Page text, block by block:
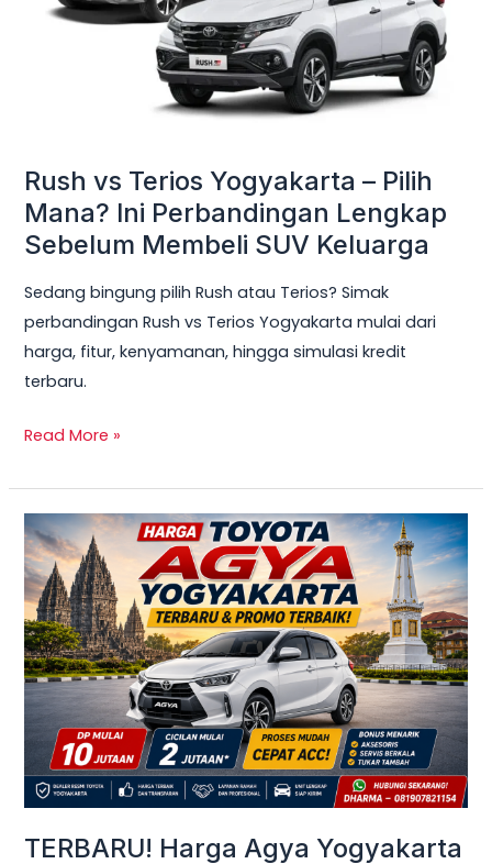
Rush vs Terios Yogyakarta – Pilih
Mana? Ini Perbandingan Lengkap
Sebelum Membeli SUV Keluarga
Sedang bingung pilih Rush atau Terios? Simak
perbandingan Rush vs Terios Yogyakarta mulai dari
harga, fitur, kenyamanan, hingga simulasi kredit
terbaru.
Pilih
Membeli
SUV
Keluarga
Read More »
TERBARU! Harga Agya Yogyakarta
TERBARU!
Harga
Agya
Yogyakarta
–
Promo
DP
Ringan
Cicilan
2